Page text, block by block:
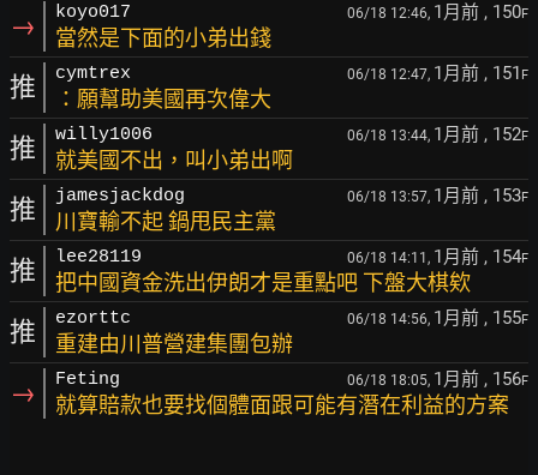
→ koyo017 06/18 12:46, 1月前 , 150F
當然是下面的小弟出錢
推 cymtrex 06/18 12:47, 1月前 , 151 F
：願幫助美國再次偉大
推 willy1006 06/18 13:44, 1月前 , 152F
就美國不出，叫小弟出啊
推 jamesjackdog 06/18 13:57, 1月前 , 153F
川寶輸不起 鍋甩民主黨
推 lee28119 06/18 14:11, 1月前 , 154F
把中國資金洗出伊朗才是重點吧 下盤大棋欸
推 ezorttc 06/18 14:56, 1月前 , 155F
重建由川普營建集團包辦
→ Feting 06/18 18:05, 1月前 , 156F
就算賠款也要找個體面跟可能有潛在利益的方案